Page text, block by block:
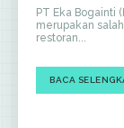
PT Eka Bogainti
merupakan
restoran...
BACA